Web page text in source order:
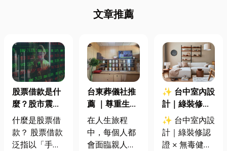
文章推薦
股票借款是什
麼？股市震盪|
股票借款、股
票質借、當鋪
借款完整比較
什麼是股票借
款？ 股票借款
泛指以「手中
台東葬儀社推
薦 ｜尊重生
命、貼心陪伴
每一段告別
在人生旅程
中，每個人都
會面臨親人離
✨ 台中室內設
計｜綠裝修認
證 × 無毒健康
建材，打造安
全、舒適又有
✨ 台中室內設
計｜綠裝修認
證 × 無毒健康